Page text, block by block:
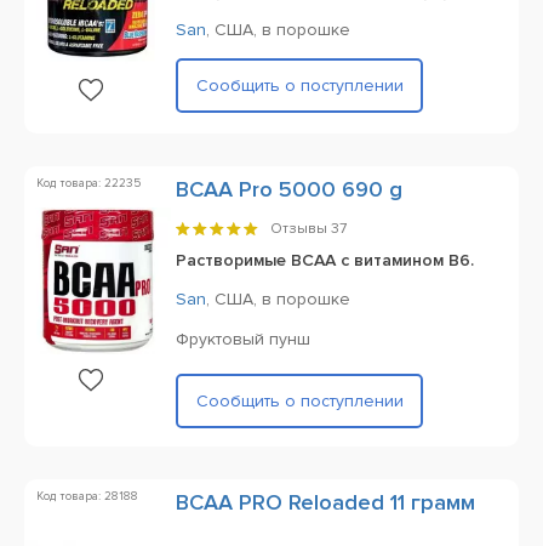
San, США, в порошке
Сообщить о поступлении
Код товара: 22235 BCAA Pro 5000 690 g
Отзывы 37
Растворимые BCAA с витамином B6.
San, США, в порошке
Фруктовый пунш
Сообщить о поступлении
Код товара: 28188 BCAA PRO Reloaded 11 грамм